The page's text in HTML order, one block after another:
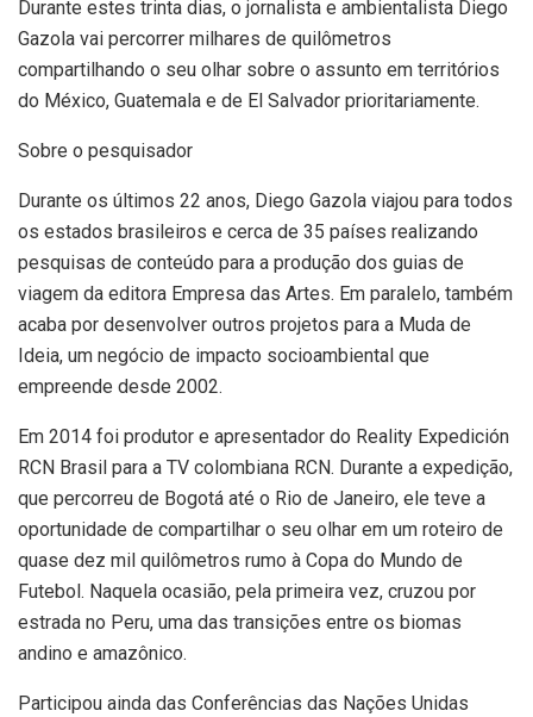
Durante estes trinta dias, o jornalista e ambientalista Diego
Gazola vai percorrer milhares de quilômetros
compartilhando o seu olhar sobre o assunto em territórios
do México, Guatemala e de El Salvador prioritariamente.
Sobre o pesquisador
Durante os últimos 22 anos, Diego Gazola viajou para todos
os estados brasileiros e cerca de 35 países realizando
pesquisas de conteúdo para a produção dos guias de
viagem da editora Empresa das Artes. Em paralelo, também
acaba por desenvolver outros projetos para a Muda de
Ideia, um negócio de impacto socioambiental que
empreende desde 2002.
Em 2014 foi produtor e apresentador do Reality Expedición
RCN Brasil para a TV colombiana RCN. Durante a expedição,
que percorreu de Bogotá até o Rio de Janeiro, ele teve a
oportunidade de compartilhar o seu olhar em um roteiro de
quase dez mil quilômetros rumo à Copa do Mundo de
Futebol. Naquela ocasião, pela primeira vez, cruzou por
estrada no Peru, uma das transições entre os biomas
andino e amazônico.
Participou ainda das Conferências das Nações Unidas